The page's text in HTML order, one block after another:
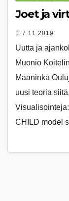
Joet ja
7.11.2019
Uutta ja
Muonio
Maaninka
uusi teoria
CHILD model